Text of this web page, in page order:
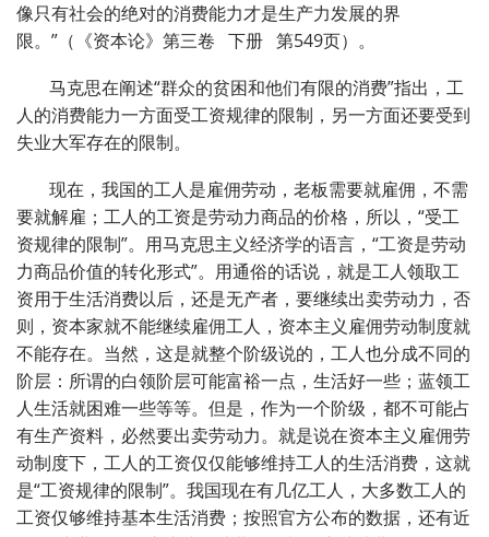
像只有社会的绝对的消费能力才是生产力发展的界
限。”（《资本论》第三卷 下册 第549页）。
马克思在阐述“群众的贫困和他们有限的消费”指出，工
人的消费能力一方面受工资规律的限制，另一方面还要受到
失业大军存在的限制。
现在，我国的工人是雇佣劳动，老板需要就雇佣，不需
要就解雇；工人的工资是劳动力商品的价格，所以，“受工
资规律的限制”。用马克思主义经济学的语言，“工资是劳动
力商品价值的转化形式”。用通俗的话说，就是工人领取工
资用于生活消费以后，还是无产者，要继续出卖劳动力，否
则，资本家就不能继续雇佣工人，资本主义雇佣劳动制度就
不能存在。当然，这是就整个阶级说的，工人也分成不同的
阶层：所谓的白领阶层可能富裕一点，生活好一些；蓝领工
人生活就困难一些等等。但是，作为一个阶级，都不可能占
有生产资料，必然要出卖劳动力。就是说在资本主义雇佣劳
动制度下，工人的工资仅仅能够维持工人的生活消费，这就
是“工资规律的限制”。我国现在有几亿工人，大多数工人的
工资仅够维持基本生活消费；按照官方公布的数据，还有近